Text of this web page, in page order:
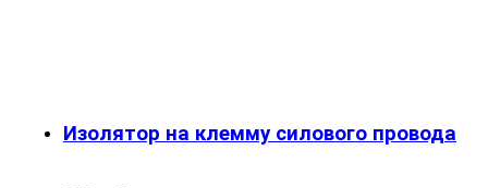
Изолятор на клемму силового провода